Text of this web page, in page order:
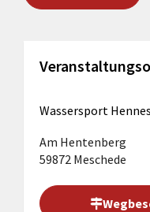
Wassersport
Am Hentenberg
59872 Meschede